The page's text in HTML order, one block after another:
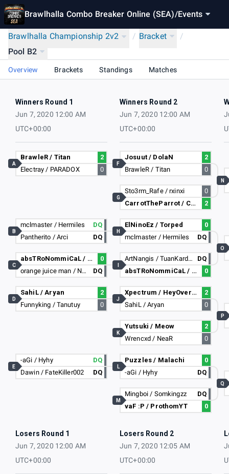
Brawlhalla Combo Breaker Online (SEA)/Events
Brawlhalla Championship 2v2 / Bracket
/
Pool B2
Overview Brackets Standings Matches
Winners Round 1
Jun 7, 2020 12:00 AM
UTC+00:00
Winners Round 2
Jun 7, 2020 12:00 AM
UTC+00:00
BrawleR / Titan
2
Electray / PARADOX
0
A
mclmaster / Hermiles
DQ
Pantherito / Arci
DQ
B
absTRoNommiCaL / Elusive
0
orange juice man / Nobody
DQ
C
SahiL / Aryan
2
Funnyking / Tanutuy
0
D
-aGi / Hyhy
DQ
Dawin / FateKiller002
DQ
E
Josuut / DolaN
2
BrawleR / Titan
0
F
Sto3rm_Rafe / rxinxi
0
CarrotTheParrot / Cheezyturtle
2
G
ElNinoEz / Torped
0
mclmaster / Hermiles
DQ
H
ArtNangis / TuanKardus
DQ
absTRoNommiCaL / Elusive
0
Xpectrum / HeyOverHere
2
SahiL / Aryan
0
J
Yutsuki / Meow
2
Wrencxd / NeaR
0
K
Puzzles / Malachi
0
-aGi / Hyhy
DQ
L
Mingboi / Somkingzz
DQ
vaF :P / ProthomYT
0
M
N
O
P
Q
Losers Round 1
Jun 7, 2020 12:00 AM
UTC+00:00
Losers Round 2
Jun 7, 2020 12:05 AM
UTC+00:00